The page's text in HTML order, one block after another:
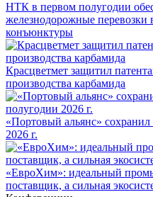
НТК в первом полугодии
железнодорожные перевозки
конъюнктуры
Красцветмет защитил
производства карбамида
«Портовый альянс» сохранил
2026 г.
«ЕвроХим»: идеальный
поставщик, а сильная